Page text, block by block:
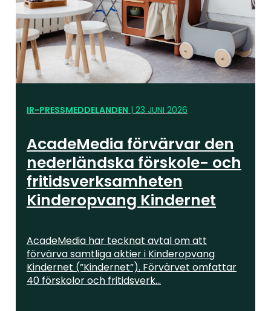
AcadeMedia förvärvar den
nederländska förskole- och
fritidsverksamheten
Kinderopvang Kindernet
IR-PRESSMEDDELANDEN | 23 JUNI 2026
AcadeMedia har tecknat avtal om att
förvärva samtliga aktier i Kinderopvang
Kindernet (”Kindernet”). Förvärvet omfattar
40 förskolor och fritidsverk...